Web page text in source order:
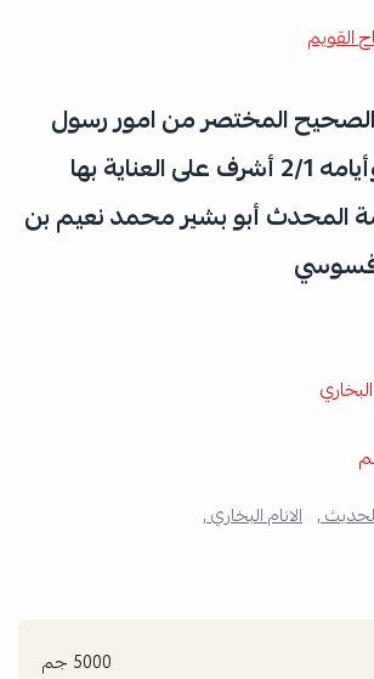
القويم
المختصر من امور رسول
الله ﷺ وسننه وأيامه 2/1 أشرف على العناية بها
المحدث أبو بشير محمد نعيم بن
, الانام البخاري ,
5000 جم